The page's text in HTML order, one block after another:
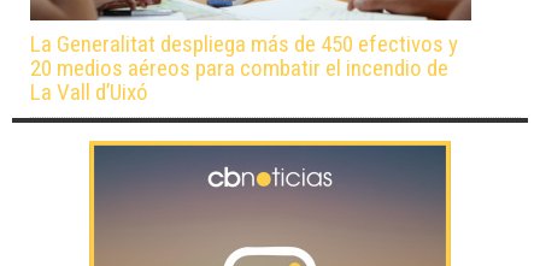
La Generalitat despliega más de 450 efectivos y
20 medios aéreos para combatir el incendio de
La Vall d’Uixó